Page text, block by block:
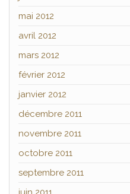
mai 2012
avril 2012
mars 2012
février 2012
janvier 2012
décembre 2011
novembre 2011
octobre 2011
septembre 2011